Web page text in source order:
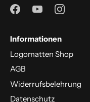
Informationen
Logomatten Shop
AGB
Widerrufsbelehrung
Datenschutz